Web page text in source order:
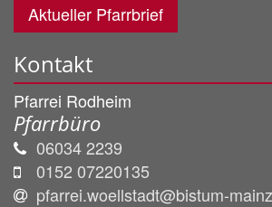
Aktueller Pfarrbrief
Kontakt
Pfarrei Rodheim
Pfarrbüro
06034 2239
0152 07220135
pfarrei.woellstadt@bistum-